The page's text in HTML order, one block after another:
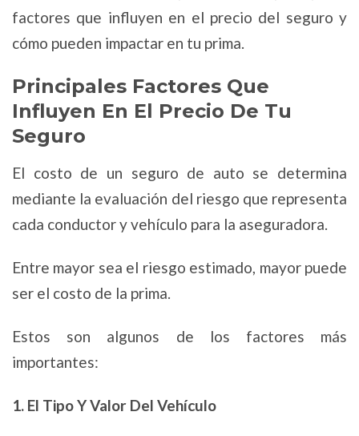
factores que influyen en el precio del seguro y
cómo pueden impactar en tu prima.
Principales Factores Que
Influyen En El Precio De Tu
Seguro
El costo de un seguro de auto se determina
mediante la evaluación del riesgo que representa
cada conductor y vehículo para la aseguradora.
Entre mayor sea el riesgo estimado, mayor puede
ser el costo de la prima.
Estos son algunos de los factores más
importantes:
1. El Tipo Y Valor Del Vehículo